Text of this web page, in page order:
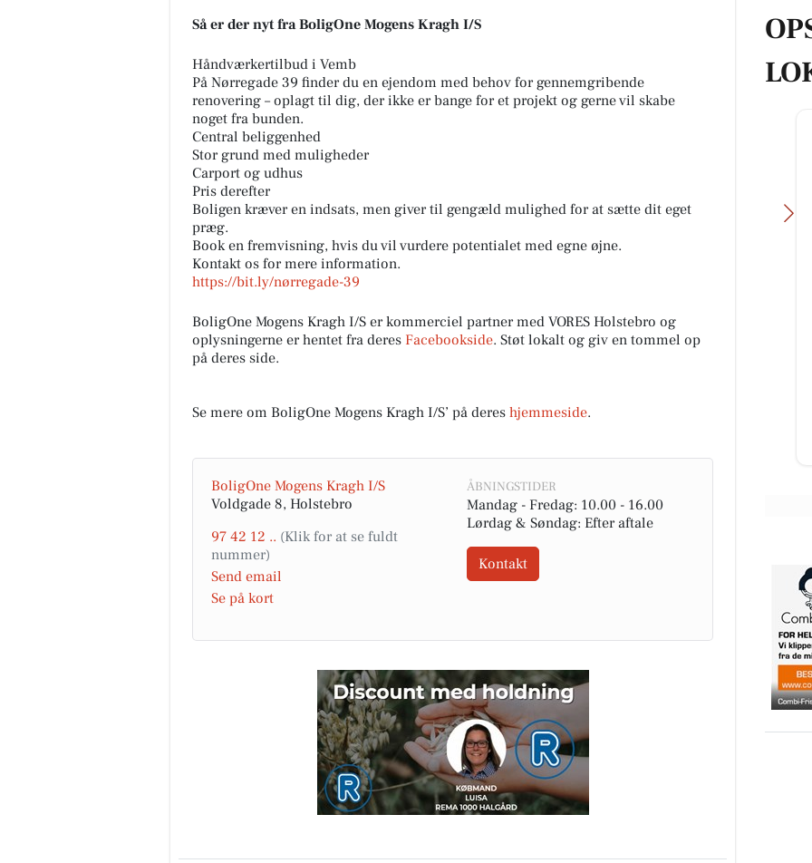
Så er der nyt fra BoligOne Mogens Kragh I/S
Håndværkertilbud i Vemb
På Nørregade 39 finder du en ejendom med behov for gennemgribende
renovering – oplagt til dig, der ikke er bange for et projekt og gerne vil skabe
noget fra bunden.
Central beliggenhed
Stor grund med muligheder
Carport og udhus
Pris derefter
Boligen kræver en indsats, men giver til gengæld mulighed for at sætte dit eget
præg.
Book en fremvisning, hvis du vil vurdere potentialet med egne øjne.
Kontakt os for mere information.
https://bit.ly/nørregade-39
BoligOne Mogens Kragh I/S er kommerciel partner med VORES Holstebro og
oplysningerne er hentet fra deres Facebookside. Støt lokalt og giv en tommel op
på deres side.
Se mere om BoligOne Mogens Kragh I/S’ på deres hjemmeside.
BoligOne Mogens Kragh I/S
Voldgade 8, Holstebro
97 42 12 ..
Send email
Se på kort
ÅBNINGSTIDER
Mandag - Fredag: 10.00 - 16.00
Lørdag & Søndag: Efter aftale
Kontakt
Møblér med Kumo
Holstebro
Mere komfort? Det kan du tilvælge
og hverdagen - med muli...
Kumo Outlet
Ugens nyeste skarpe tilbud fra
torsd...